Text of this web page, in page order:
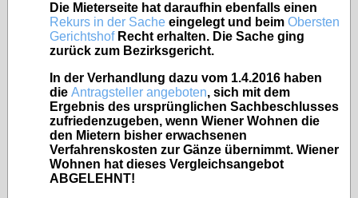
Die Mieterseite hat daraufhin ebenfalls einen
Rekurs in der Sache eingelegt und beim Obersten
GerichtshofRecht erhalten. Die Sache ging
zurück zum Bezirksgericht.
In der Verhandlung dazu vom 1.4.2016 haben
die Antragsteller angeboten, sich mit dem
Ergebnis des ursprünglichen Sachbeschlusses
zufriedenzugeben, wenn Wiener Wohnen die
den Mietern bisher erwachsenen
Verfahrenskosten zur Gänze übernimmt. Wiener
Wohnen hat dieses Vergleichsangebot
ABGELEHNT!